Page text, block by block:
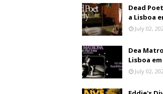
Dead
a Lisboa
July 02,
Dea
Lisboa
July 02,